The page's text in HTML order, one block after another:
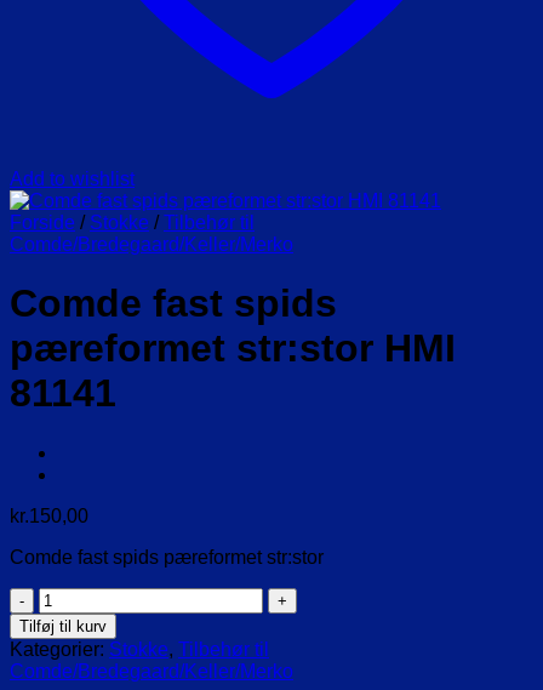
Add to wishlist
Forside / Stokke / Tilbehør til
Comde/Bredegaard/Keller/Merko
Comde fast spids
pæreformet str:stor HMI
81141
kr.150,00
Comde fast spids pæreformet str:stor
Comde
fast
spids
pæreformet
str:stor
Tilføj til kurv
Kategorier: Stokke, Tilbehør til
Comde/Bredegaard/Keller/Merko